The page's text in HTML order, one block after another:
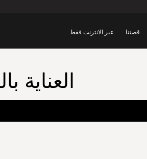
قصتنا عبر الانترنت فقط
العناية